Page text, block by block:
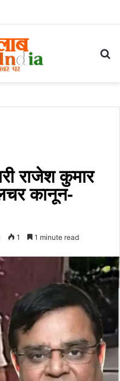
राजेश कुमार
कानून-
1 1 minute read